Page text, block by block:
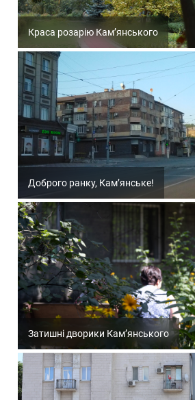
Краса розарію Кам’янського
Доброго ранку, Кам’янське!
Затишні дворики Кам’янського